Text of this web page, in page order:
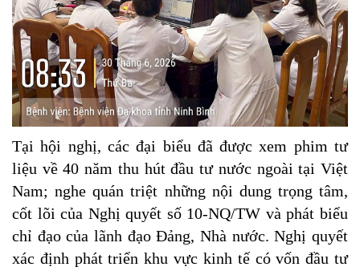
Tại hội nghị, các đại biểu đã được xem phim tư
liệu về 40 năm thu hút đầu tư nước ngoài tại Việt
Nam; nghe quán triệt những nội dung trọng tâm,
cốt lõi của Nghị quyết số 10-NQ/TW và phát biểu
chỉ đạo của lãnh đạo Đảng, Nhà nước. Nghị quyết
xác định phát triển khu vực kinh tế có vốn đầu tư